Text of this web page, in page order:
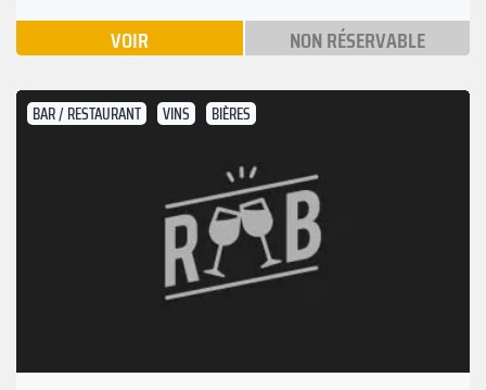
VOIR NON RÉSERVABLE
BAR / RESTAURANT VINS BIÈRES